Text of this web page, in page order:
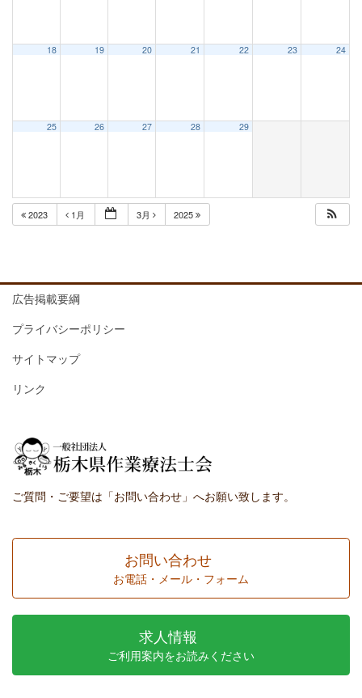
18 19 20 21 22 23 24
25 26 27 28 29
2023 1月 3月 2025
広告掲載要綱
プライバシーポリシー
サイトマップ
リンク
ご質問・ご要望は「お問い合わせ」へお願い致します。
お問い合わせ
お電話・メール・フォーム
求人情報
ご利用案内をお読みください